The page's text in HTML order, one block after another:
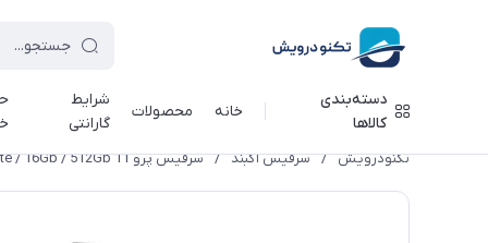
دسته‌بندی
کالاها
خانه محصولات
شرایط
گارانتی
تکنودرویش / سرفیس آکبند / سرفیس پرو 11 Surface Pro 11 Snapdragon X Elite / 16Gb / 512Gb